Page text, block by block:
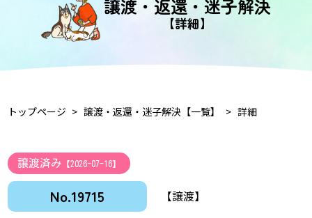
譲渡・返還・迷子解決
【詳細】
トップページ 譲渡・返還・迷子解決【一覧】 詳細
譲渡済み 【2026-07-16】
No.19715 【譲渡】